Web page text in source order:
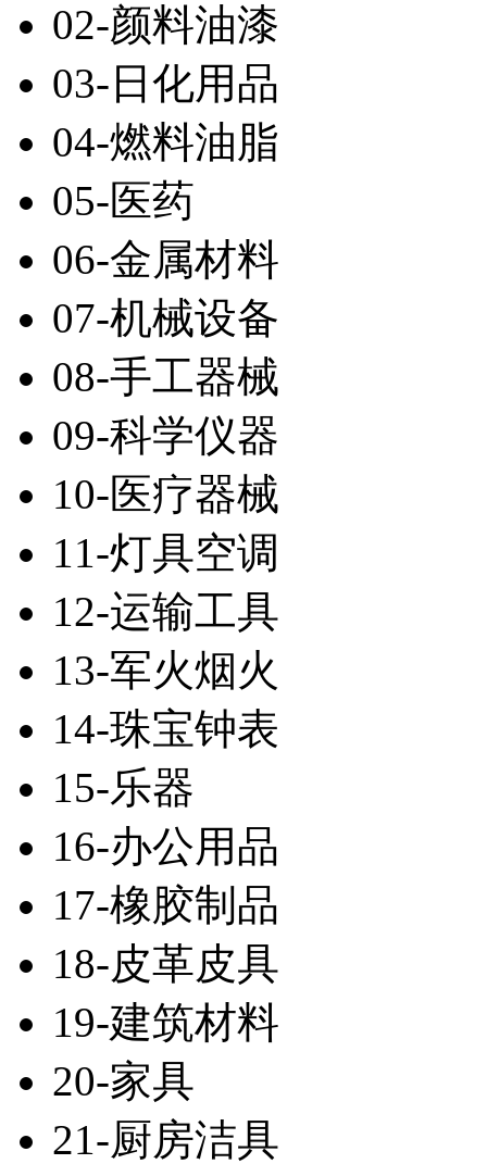
02-颜料油漆
03-日化用品
04-燃料油脂
05-医药
06-金属材料
07-机械设备
08-手工器械
09-科学仪器
10-医疗器械
11-灯具空调
12-运输工具
13-军火烟火
14-珠宝钟表
15-乐器
16-办公用品
17-橡胶制品
18-皮革皮具
19-建筑材料
20-家具
21-厨房洁具